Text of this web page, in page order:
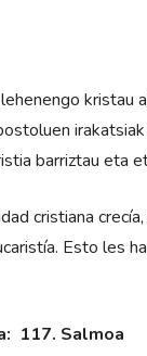
kristau
barriztau eta
cristiana
Esto les
117. Salmoa